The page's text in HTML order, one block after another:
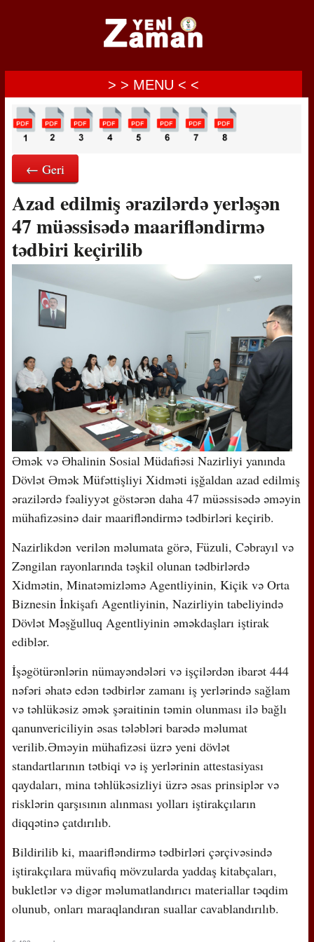
> > MENU < <
← Geri
Azad edilmiş ərazilərdə yerləşən
47 müəssisədə maarifləndirmə
tədbiri keçirilib
Əmək və Əhalinin Sosial Müdafiəsi Nazirliyi yanında
Dövlət Əmək Müfəttişliyi Xidməti işğaldan azad edilmiş
ərazilərdə fəaliyyət göstərən daha 47 müəssisədə əməyin
mühafizəsinə dair maarifləndirmə tədbirləri keçirib.
Nazirlikdən verilən məlumata görə, Füzuli, Cəbrayıl və
Zəngilan rayonlarında təşkil olunan tədbirlərdə
Xidmətin, Minatəmizləmə Agentliyinin, Kiçik və Orta
Biznesin İnkişafı Agentliyinin, Nazirliyin tabeliyində
Dövlət Məşğulluq Agentliyinin əməkdaşları iştirak
ediblər.
İşəgötürənlərin nümayəndələri və işçilərdən ibarət 444
nəfəri əhatə edən tədbirlər zamanı iş yerlərində sağlam
və təhlükəsiz əmək şəraitinin təmin olunması ilə bağlı
qanunvericiliyin əsas tələbləri barədə məlumat
verilib.Əməyin mühafizəsi üzrə yeni dövlət
standartlarının tətbiqi və iş yerlərinin attestasiyası
qaydaları, mina təhlükəsizliyi üzrə əsas prinsiplər və
risklərin qarşısının alınması yolları iştirakçıların
diqqətinə çatdırılıb.
Bildirilib ki, maarifləndirmə tədbirləri çərçivəsində
iştirakçılara müvafiq mövzularda yaddaş kitabçaları,
bukletlər və digər məlumatlandırıcı materiallar təqdim
olunub, onları maraqlandıran suallar cavablandırılıb.